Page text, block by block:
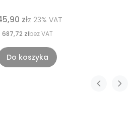
złz 23% VAT
687,72 złbez VAT
Do koszyka